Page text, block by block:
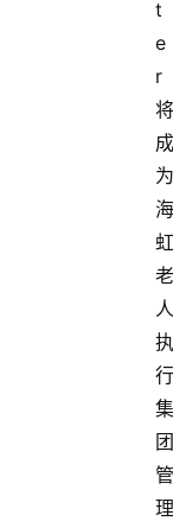
t
e
r
将
成
为
海
虹
老
人
执
行
集
团
管
理